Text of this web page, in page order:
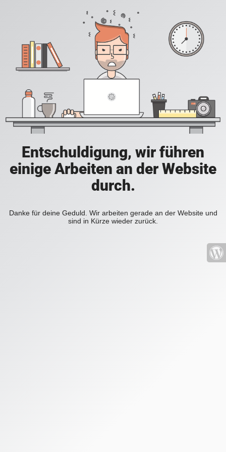
Entschuldigung, wir führen
einige Arbeiten an der Website
durch.
Danke für deine Geduld. Wir arbeiten gerade an der Website und
sind in Kürze wieder zurück.